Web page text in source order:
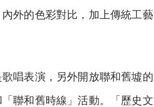
外的色彩對比，加上傳統工藝
唱表演，另外開放聯和舊墟的
聯和舊時線」活動。「歷史文